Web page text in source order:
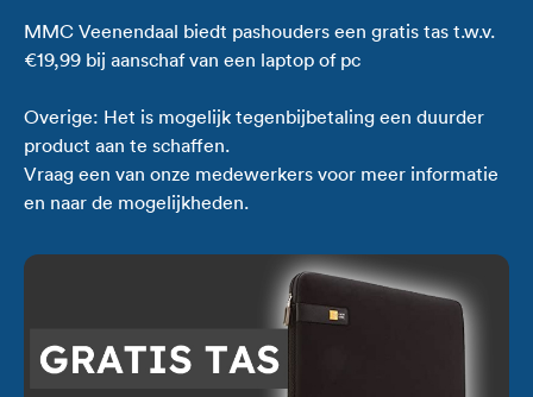
MMC Veenendaal biedt pashouders een gratis tas t.w.v.
€19,99 bij aanschaf van een laptop of pc
Overige: Het is mogelijk tegenbijbetaling een duurder
product aan te schaffen.
Vraag een van onze medewerkers voor meer informatie
en naar de mogelijkheden.